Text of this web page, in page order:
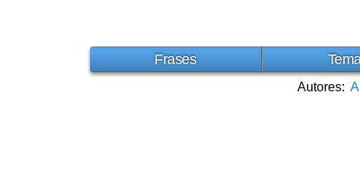
Frases
Autores: A